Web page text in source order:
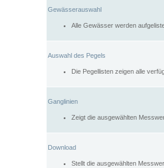
Gewässerauswahl
Alle Gewässer werden
Auswahl des Pegels
Die Pegellisten zeigen alle
Ganglinien
Zeigt die ausgewählten
Download
Stellt die ausgewählten